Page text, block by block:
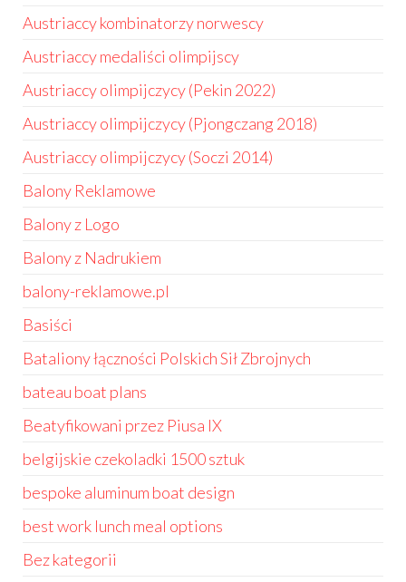
Austriaccy kombinatorzy norwescy
Austriaccy medaliści olimpijscy
Austriaccy olimpijczycy (Pekin 2022)
Austriaccy olimpijczycy (Pjongczang 2018)
Austriaccy olimpijczycy (Soczi 2014)
Balony Reklamowe
Balony z Logo
Balony z Nadrukiem
balony-reklamowe.pl
Basiści
Bataliony łączności Polskich Sił Zbrojnych
bateau boat plans
Beatyfikowani przez Piusa IX
belgijskie czekoladki 1500 sztuk
bespoke aluminum boat design
best work lunch meal options
Bez kategorii